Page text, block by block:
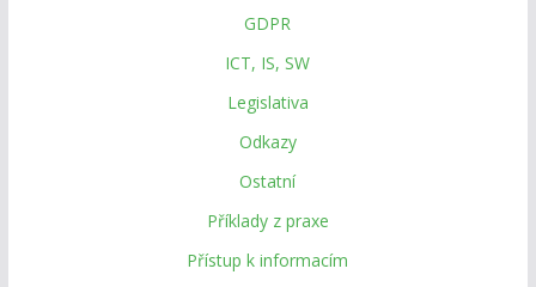
GDPR
ICT, IS, SW
Legislativa
Odkazy
Ostatní
Příklady z praxe
Přístup k informacím